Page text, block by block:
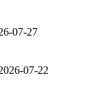
07-27
07-22